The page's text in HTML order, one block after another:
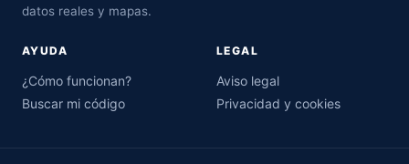
datos reales y mapas.
AYUDA
¿Cómo funcionan?
Buscar mi código
LEGAL
Aviso legal
Privacidad y cookies